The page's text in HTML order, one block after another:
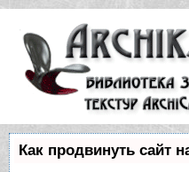
Как продвинуть сайт